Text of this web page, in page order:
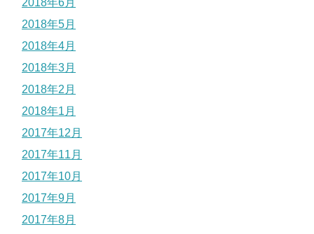
2018年5月
2018年4月
2018年3月
2018年2月
2018年1月
2017年12月
2017年11月
2017年10月
2017年9月
2017年8月